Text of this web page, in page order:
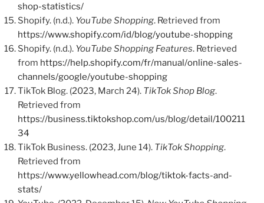
shop-statistics/
Shopify. (n.d.). YouTube Shopping. Retrieved from
https://www.shopify.com/id/blog/youtube-shopping
Shopify. (n.d.). YouTube Shopping Features. Retrieved
from https://help.shopify.com/fr/manual/online-sales-
channels/google/youtube-shopping
TikTok Blog. (2023, March 24). TikTok Shop Blog.
Retrieved from
https://business.tiktokshop.com/us/blog/detail/100211
34
TikTok Business. (2023, June 14). TikTok Shopping.
Retrieved from
https://www.yellowhead.com/blog/tiktok-facts-and-
stats/